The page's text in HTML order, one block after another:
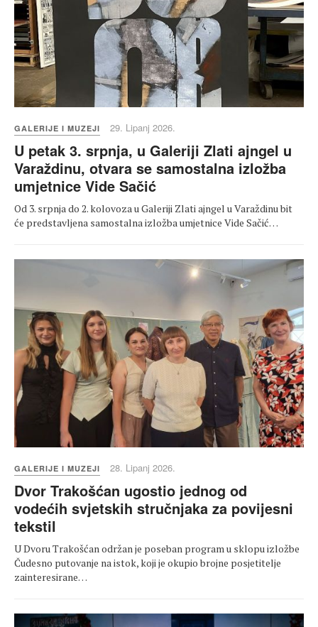
GALERIJE I MUZEJI 29. Lipanj 2026.
U petak 3. srpnja, u Galeriji Zlati ajngel u
Varaždinu, otvara se samostalna izložba
umjetnice Vide Sačić
Od 3. srpnja do 2. kolovoza u Galeriji Zlati ajngel u Varaždinu bit
će predstavljena samostalna izložba umjetnice Vide Sačić…
GALERIJE I MUZEJI 28. Lipanj 2026.
Dvor Trakošćan ugostio jednog od
vodećih svjetskih stručnjaka za povijesni
tekstil
U Dvoru Trakošćan održan je poseban program u sklopu izložbe
Čudesno putovanje na istok, koji je okupio brojne posjetitelje
zainteresirane…